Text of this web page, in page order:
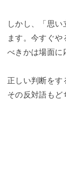
しかし、「思
ます。今すぐ
べきかは場面に
正しい判断をす
その反対語もど